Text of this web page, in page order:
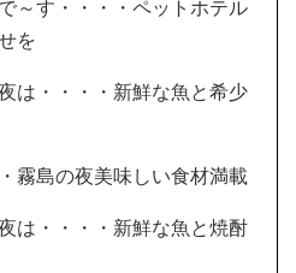
～す・・・・ペットホテル
を
は・・・・新鮮な魚と希少
霧島の夜美味しい食材満載
は・・・・新鮮な魚と焼酎